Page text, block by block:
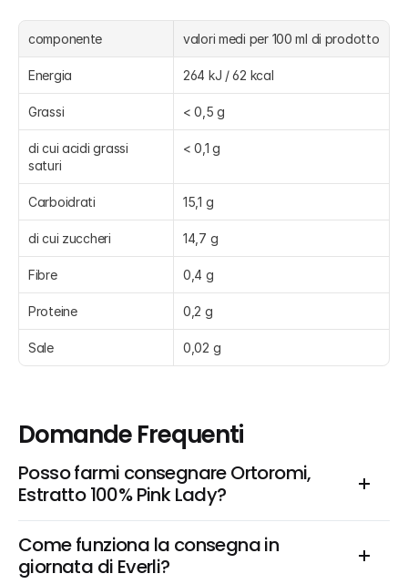
componente valori medi per 100 ml di prodotto
Energia 264 kJ / 62 kcal
Grassi < 0,5 g
di cui acidi grassi
saturi
< 0,1 g
Carboidrati 15,1 g
di cui zuccheri 14,7 g
Fibre 0,4 g
Proteine 0,2 g
Sale 0,02 g
Domande Frequenti
Posso farmi consegnare Ortoromi,
Estratto 100% Pink Lady?
Come funziona la consegna in
giornata di Everli?